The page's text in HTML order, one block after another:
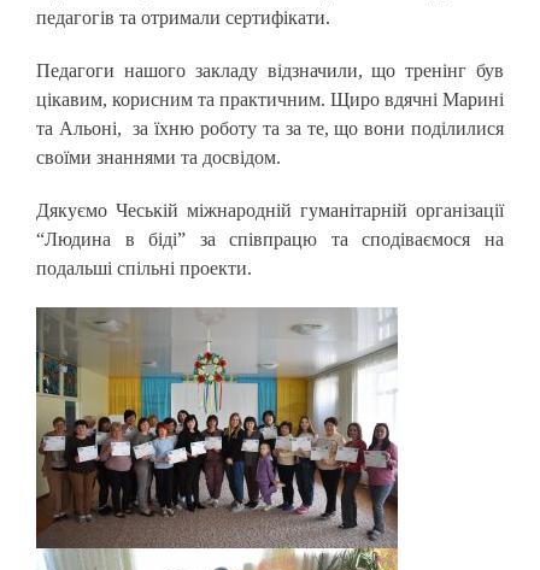
педагогів та отримали сертифікати.
Педагоги нашого закладу відзначили, що тренінг був
цікавим, корисним та практичним. Щиро вдячні Марині
та Альоні, за їхню роботу та за те, що вони поділилися
своїми знаннями та досвідом.
Дякуємо Чеській міжнародній гуманітарній організації
“Людина в біді” за співпрацю та сподіваємося на
подальші спільні проекти.